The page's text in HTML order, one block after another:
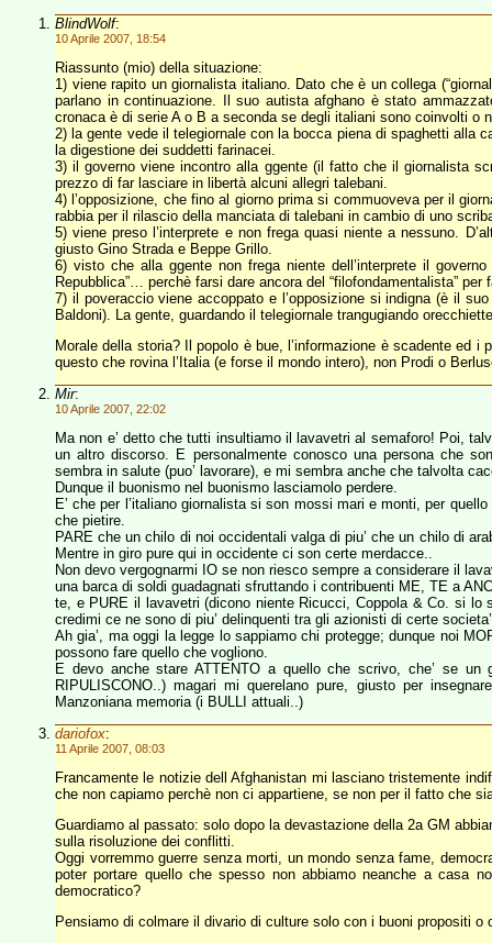
BlindWolf:
10 Aprile 2007, 18:54
Riassunto (mio) della situazione:
1) viene rapito un giornalista italiano. Dato che è un collega
parlano in continuazione. Il suo autista afghano è stato
cronaca è di serie A o B a seconda se degli italiani sono coinvolti o
2) la gente vede il telegiornale con la bocca piena di spaghetti alla
la digestione dei suddetti farinacei.
3) il governo viene incontro alla ggente (il fatto che il giornalista
prezzo di far lasciare in libertà alcuni allegri talebani.
4) l’opposizione, che fino al giorno prima si commuoveva per il
rabbia per il rilascio della manciata di talebani in cambio di uno
5) viene preso l’interprete e non frega quasi niente a nessuno.
giusto Gino Strada e Beppe Grillo.
6) visto che alla ggente non frega niente dell’interprete il
Repubblica”… perchè farsi dare ancora del “filofondamentalista”
7) il poveraccio viene accoppato e l’opposizione si indigna (è il
Baldoni). La gente, guardando il telegiornale trangugiando
Morale della storia? Il popolo è bue, l’informazione è scadente ed
questo che rovina l’Italia (e forse il mondo intero), non Prodi o
Mir:
10 Aprile 2007, 22:02
Ma non e’ detto che tutti insultiamo il lavavetri al semaforo! Poi,
un altro discorso. E personalmente conosco una persona che
sembra in salute (puo’ lavorare), e mi sembra anche che talvolta
Dunque il buonismo nel buonismo lasciamolo perdere.
E’ che per l’italiano giornalista si son mossi mari e monti, per
che pietire.
PARE che un chilo di noi occidentali valga di piu’ che un chilo di
Mentre in giro pure qui in occidente ci son certe merdacce..
Non devo vergognarmi IO se non riesco sempre a considerare il
una barca di soldi guadagnati sfruttando i contribuenti ME, TE a
te, e PURE il lavavetri (dicono niente Ricucci, Coppola & Co. si
credimi ce ne sono di piu’ delinquenti tra gli azionisti di certe
Ah gia’, ma oggi la legge lo sappiamo chi protegge; dunque noi
possono fare quello che vogliono.
E devo anche stare ATTENTO a quello che scrivo, che’ se
RIPULISCONO..) magari mi querelano pure, giusto per
Manzoniana memoria (i BULLI attuali..)
dariofox:
11 Aprile 2007, 08:03
Francamente le notizie dell Afghanistan mi lasciano tristemente
che non capiamo perchè non ci appartiene, se non per il fatto che
Guardiamo al passato: solo dopo la devastazione della 2a GM
sulla risoluzione dei conflitti.
Oggi vorremmo guerre senza morti, un mondo senza fame,
poter portare quello che spesso non abbiamo neanche a casa
democratico?
Pensiamo di colmare il divario di culture solo con i buoni propositi o